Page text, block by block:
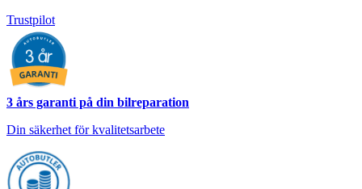
Trustpilot
3 års garanti på din bilreparation
Din säkerhet för kvalitetsarbete